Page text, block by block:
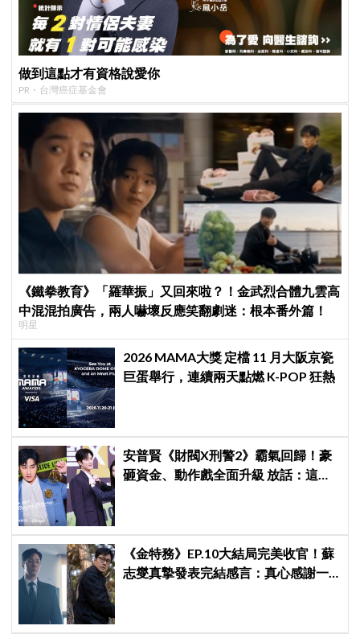
做到這點才有資格說愛你
PR・台灣癌症基金會
《鐵拳教育》「羅華振」又回來啦？！金武烈合體九雲高
中混混拍廣告，兩人嚇壞反應笑翻劇迷：根本番外篇！
明星
2026 MAMA大獎 定檔 11 月大阪京瓷
巨蛋舉行，連續兩天點燃 K-POP 狂熱
安普賢《財閥X刑警2》霸氣回歸！豪
砸資金、動作戲全面升級 放話：這次
《金特務》EP.10大結局完美收官！蘇
志燮真摯發表完結感言：真心感謝一